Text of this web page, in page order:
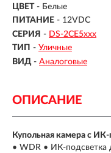
ЦВЕТ - Белые
ПИТАНИЕ - 12VDC
СЕРИЯ - DS-2CE5ххх
ТИП - Уличные
ВИД - Аналоговые
ОПИСАНИЕ
Купольная камера с
• WDR • ИК-подсветка